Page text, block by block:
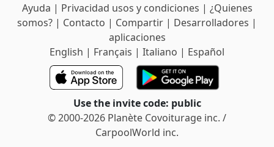
Ayuda | Privacidad usos y condiciones | ¿Quienes
somos? | Contacto | Compartir | Desarrolladores |
aplicaciones
English | Français | Italiano | Español
Use the invite code: public
© 2000-2026 Planète Covoiturage inc. /
CarpoolWorld inc.